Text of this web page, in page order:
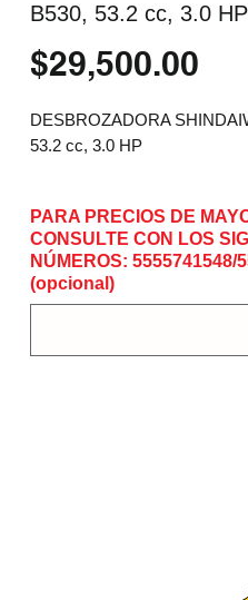
B530, 53.2 cc, 3.0 HP
$29,500.00
DESBROZADORA
53.2 cc, 3.0 HP
Cilindrada: 53.2cc
Potencia:3.0 Hp
Peso en seco: 9.66kg
Longitud: 1.82m
PARA PRECIOS DE
CONSULTE CON LOS
NÚMEROS: 5555741548/
(opcional)